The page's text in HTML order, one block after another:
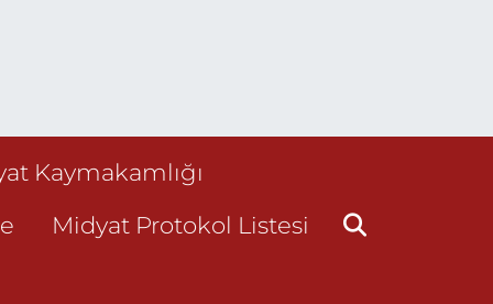
Kaymakamlığı
Midyat Protokol Listesi